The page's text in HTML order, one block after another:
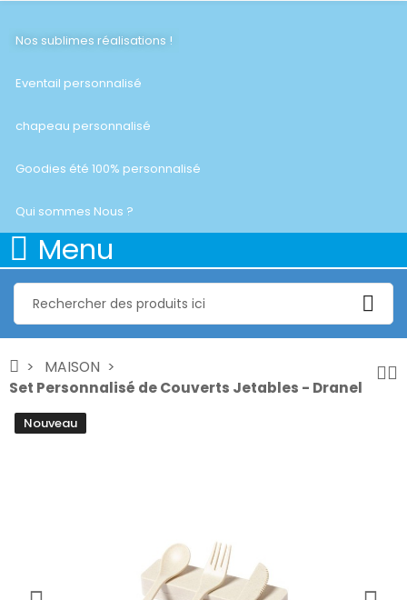
Nos sublimes réalisations !
Eventail personnalisé
chapeau personnalisé
Goodies été 100% personnalisé
Qui sommes Nous ?
Menu
MAISON
Set Personnalisé de Couverts Jetables - Dranel
Nouveau